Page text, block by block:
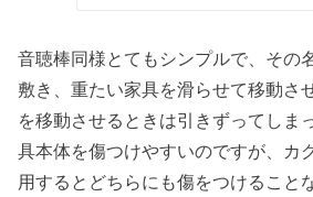
音聴棒同様とてもシンプルで、その
敷き、重たい家具を滑らせて移動さ
を移動させるときは引きずってしま
具本体を傷つけやすいのですが、カ
用するとどちらにも傷をつけること